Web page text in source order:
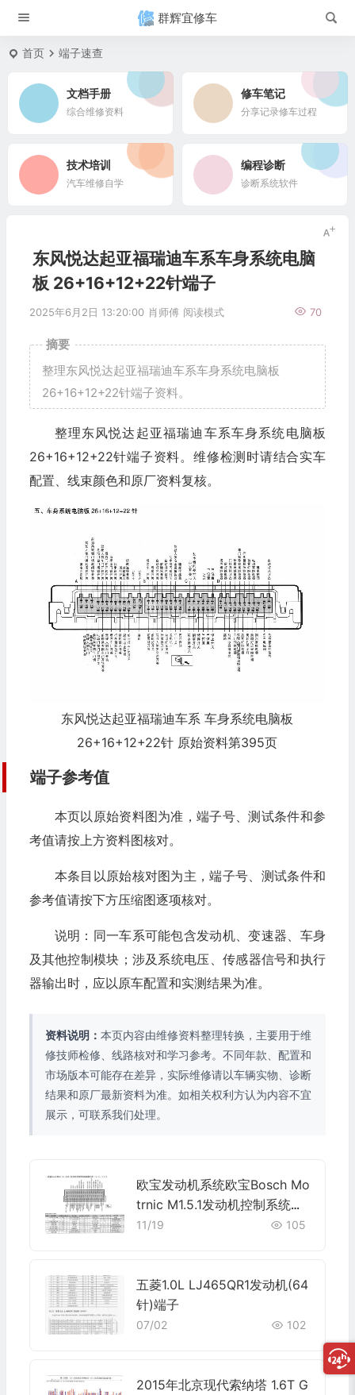
群辉宜修车
首页 端子速查
文档手册
综合维修资料
修车笔记
分享记录修车过程
技术培训
汽车维修自学
编程诊断
诊断系统软件
东风悦达起亚福瑞迪车系车身系统电脑
板 26+16+12+22针端子
2025年6月2日 13:20:00 肖师傅 70
阅读模式
摘要
整理东风悦达起亚福瑞迪车系车身系统电脑板
26+16+12+22针端子资料。
整理东风悦达起亚福瑞迪车系车身系统电脑板
26+16+12+22针端子资料。维修检测时请结合实车
配置、线束颜色和原厂资料复核。
东风悦达起亚福瑞迪车系 车身系统电脑板
26+16+12+22针 原始资料第395页
端子参考值
本页以原始资料图为准，端子号、测试条件和参
考值请按上方资料图核对。
本条目以原始核对图为主，端子号、测试条件和
参考值请按下方压缩图逐项核对。
说明：同一车系可能包含发动机、变速器、车身
及其他控制模块；涉及系统电压、传感器信号和执行
器输出时，应以原车配置和实测结果为准。
资料说明： 本页内容由维修资料整理转换，主要用于维
修技师检修、线路核对和学习参考。不同年款、配置和
市场版本可能存在差异，实际维修请以车辆实物、诊断
结果和原厂最新资料为准。如相关权利方认为内容不宜
展示，可联系我们处理。
欧宝发动机系统欧宝Bosch Mo
trnic M1.5.1发动机控制系统电
脑板55针(2.0L、2.2L)端子
11/19 105
五菱1.0L LJ465QR1发动机(64
针)端子
07/02 102
2015年北京现代索纳塔 1.6T G